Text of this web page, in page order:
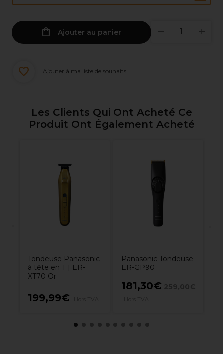
Ajouter au panier
Ajouter à ma liste de souhaits
Les Clients Qui Ont Acheté Ce
Produit Ont Également Acheté
Tondeuse Panasonic
à tête en T | ER-
XT70 Or
199,99€
Panasonic Tondeuse
ER-GP90
181,30€